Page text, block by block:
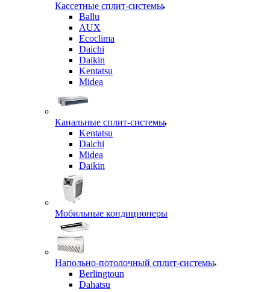
Кассетные сплит-системы
Ballu
AUX
Ecoclima
Daichi
Daikin
Kentatsu
Midea
Канальные сплит-системы
Kentatsu
Daichi
Midea
Daikin
Мобильные кондиционеры
Напольно-потолочный сплит-системы
Berlingtoun
Dahatsu